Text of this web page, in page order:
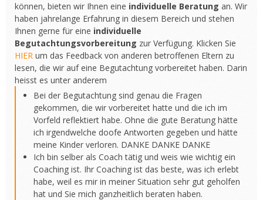
können, bieten wir Ihnen eine individuelle Beratung an. Wir
haben jahrelange Erfahrung in diesem Bereich und stehen
Ihnen gerne für eine individuelle
Begutachtungsvorbereitung zur Verfügung. Klicken Sie
HIER um das Feedback von anderen betroffenen Eltern zu
lesen, die wir auf eine Begutachtung vorbereitet haben. Darin
heisst es unter anderem
Bei der Begutachtung sind genau die Fragen
gekommen, die wir vorbereitet hatte und die ich im
Vorfeld reflektiert habe. Ohne die gute Beratung hätte
ich irgendwelche doofe Antworten gegeben und hätte
meine Kinder verloren. DANKE DANKE DANKE
Ich bin selber als Coach tätig und weis wie wichtig ein
Coaching ist. Ihr Coaching ist das beste, was ich erlebt
habe, weil es mir in meiner Situation sehr gut geholfen
hat und Sie mich ganzheitlich beraten haben.